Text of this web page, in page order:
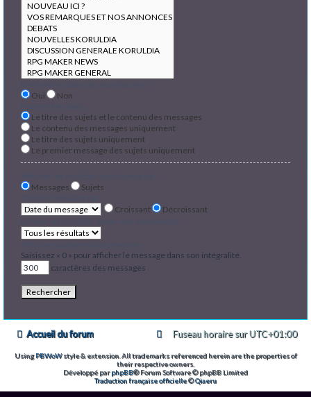
Oui
Non
Le titre des sujets et le contenu des messages
Le contenu des messages uniquement
Le titre des sujets uniquement
Le premier message des sujets uniquement
Messages
Sujets
Croissant
Décroissant
Saisissez « 0 » pour afficher le message dans son intégralité.
caractères des messages
Accueil du forum Fuseau horaire surUTC+01:00
UsingPBWoWstyle & extension. All trademarks referenced herein are the properties of
their respective owners.
Développé parphpBB® Forum Software © phpBB Limited
Traduction française officielle©Qiaeru